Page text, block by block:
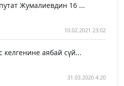
Жумалиевдин 16 ...
10.02.2021 23:02
аябай сүй...
31.03.2020 4:20